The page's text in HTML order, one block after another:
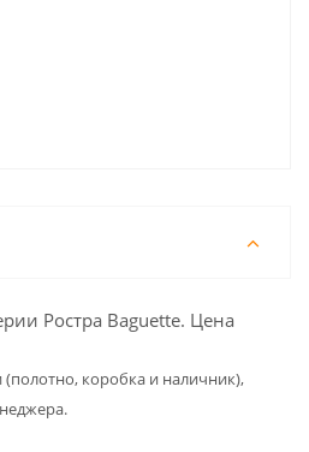
Ростра Baguette. Цена
коробка и наличник),